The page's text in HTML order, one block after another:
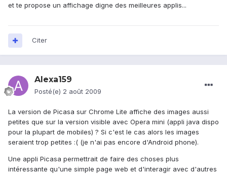
et te propose un affichage digne des meilleures applis...
Citer
Alexa159
Posté(e) 2 août 2009
La version de Picasa sur Chrome Lite affiche des images aussi
petites que sur la version visible avec Opera mini (appli java dispo
pour la plupart de mobiles) ? Si c'est le cas alors les images
seraient trop petites :( (je n'ai pas encore d'Android phone).
Une appli Picasa permettrait de faire des choses plus
intéressante qu'une simple page web et d'interagir avec d'autres